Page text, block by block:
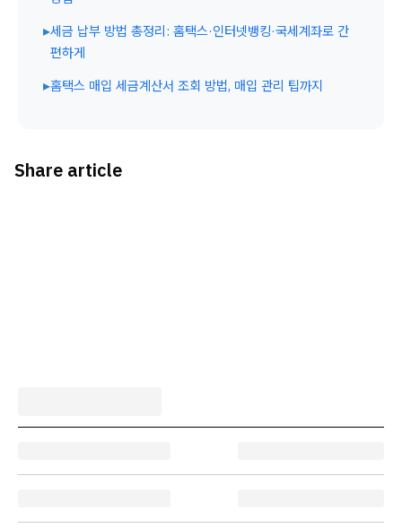
▸세금 납부 방법 총정리: 홈택스·인터넷뱅킹·국세계좌로 간
편하게
▸홈택스 매입 세금계산서 조회 방법, 매입 관리 팁까지
Share article